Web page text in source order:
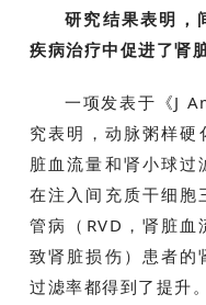
临
化
会
展
活
动
研究结果表明，
疾病治疗中促进了肾
一项发表于《J
究表明，动脉粥样硬
脏血流量和肾小球过
在注入间充质干细胞
管病（RVD，肾脏血
致肾脏损伤）患者的
过滤率都得到了提升。